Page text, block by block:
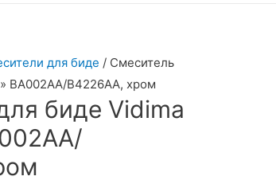
для биде / Смеситель
ВА002АА/В4226АА, хром
биде Vidima